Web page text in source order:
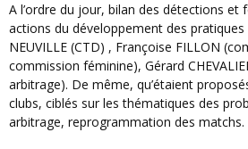
A l’ordre du jour, bilan des détections et formations ainsi que les
actions du développement des
NEUVILLE (CTD) , Françoise FILLON
commission féminine), Gérard
arbitrage). De même, qu’étaient
clubs, ciblés sur les thématiques des
arbitrage, reprogrammation des matchs.